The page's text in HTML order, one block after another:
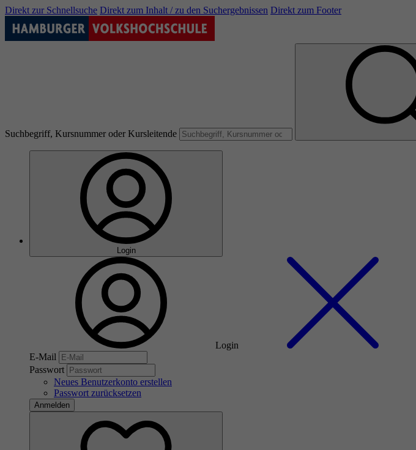
Direkt zur Schnellsuche Direkt zum Inhalt / zu den Suchergebnissen Direkt zum Footer
Suchbegriff, Kursnummer oder Kursleitende
Login
Login
E-Mail
Passwort
Neues Benutzerkonto erstellen
Passwort zurücksetzen
Anmelden